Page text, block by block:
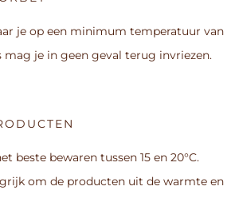
je op een minimum temperatuur van
mag je in geen geval terug invriezen.
beste bewaren tussen 15 en 20°C.
om de producten uit de warmte en